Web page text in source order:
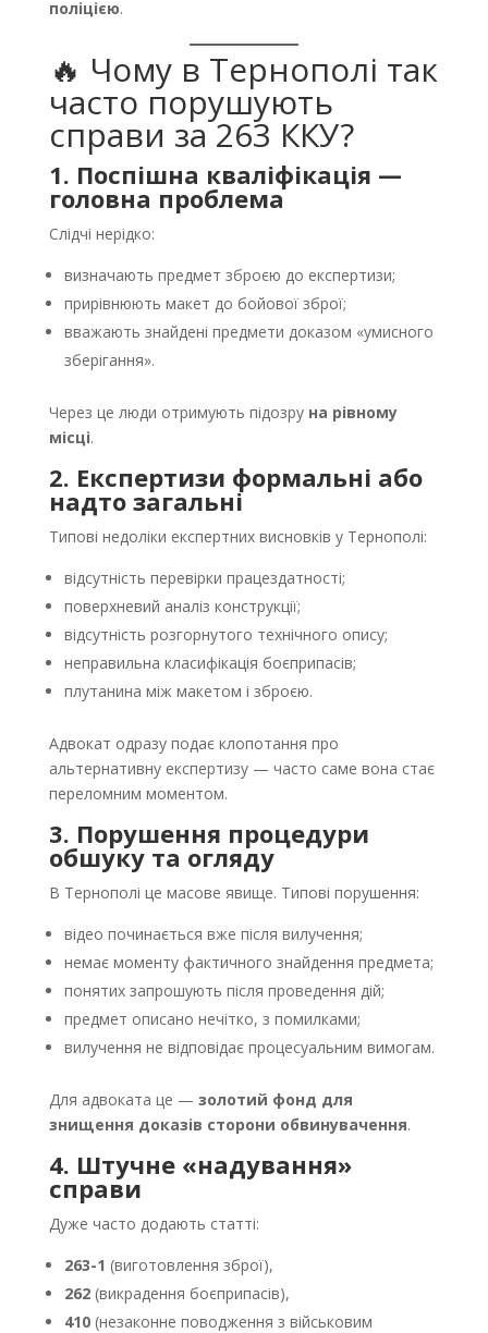
поліцією.
🔥 Чому в Тернополі так
часто порушують
справи за 263 ККУ?
1. Поспішна кваліфікація —
головна проблема
Слідчі нерідко:
визначають предмет зброєю до експертизи;
прирівнюють макет до бойової зброї;
вважають знайдені предмети доказом «умисного
зберігання».
Через це люди отримують підозру на рівному
місці.
2. Експертизи формальні або
надто загальні
Типові недоліки експертних висновків у Тернополі:
відсутність перевірки працездатності;
поверхневий аналіз конструкції;
відсутність розгорнутого технічного опису;
неправильна класифікація боєприпасів;
плутанина між макетом і зброєю.
Адвокат одразу подає клопотання про
альтернативну експертизу — часто саме вона стає
переломним моментом.
3. Порушення процедури
обшуку та огляду
В Тернополі це масове явище. Типові порушення:
відео починається вже після вилучення;
немає моменту фактичного знайдення предмета;
понятих запрошують після проведення дій;
предмет описано нечітко, з помилками;
вилучення не відповідає процесуальним вимогам.
Для адвоката це — золотий фонд для
знищення доказів сторони обвинувачення.
4. Штучне «надування»
справи
Дуже часто додають статті:
263-1 (виготовлення зброї),
262(викрадення боєприпасів),
410(незаконне поводження з військовим